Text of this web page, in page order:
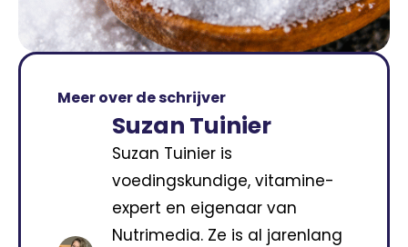
Meer over de schrijver
Suzan Tuinier
Suzan Tuinier is
voedingskundige, vitamine-
expert en eigenaar van
Nutrimedia. Ze is al jarenlang